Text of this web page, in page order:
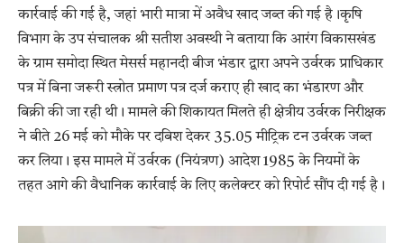
कार्रवाई की गई है, जहां भारी मात्रा में अवैध खाद जब्त की गई है।कृषि
विभाग के उप संचालक श्री सतीश अवस्थी ने बताया कि आरंग विकासखंड
के ग्राम समोदा स्थित मेसर्स महानदी बीज भंडार द्वारा अपने उर्वरक प्राधिकार
पत्र में बिना जरूरी स्त्रोत प्रमाण पत्र दर्ज कराए ही खाद का भंडारण और
बिक्री की जा रही थी। मामले की शिकायत मिलते ही क्षेत्रीय उर्वरक निरीक्षक
ने बीते 26 मई को मौके पर दबिश देकर 35.05 मीट्रिक टन उर्वरक जब्त
कर लिया। इस मामले में उर्वरक (नियंत्रण) आदेश 1985 के नियमों के
तहत आगे की वैधानिक कार्रवाई के लिए कलेक्टर को रिपोर्ट सौंप दी गई है।